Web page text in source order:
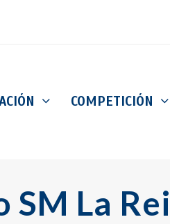
COMPETICIÓN
SM La